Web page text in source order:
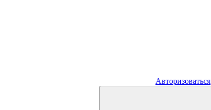
Авторизоваться